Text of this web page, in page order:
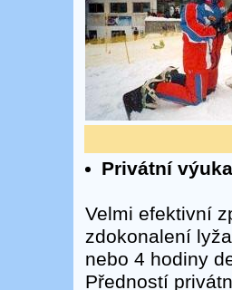
Privátní
Velmi efektivní
zdokonalení
nebo 4 hodiny
Předností